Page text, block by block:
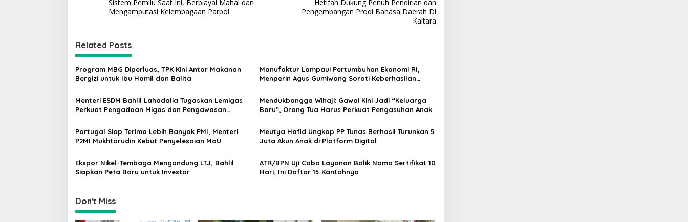
o
t
n
a
v
i
g
t
o
Sistem Pemilu Saat Ini, Berbiayai Mahal dan
Mengamputasi Kelembagaan Parpol
Hetifah Dukung Penuh Pendirian dan
Pengembangan Prodi Bahasa Daerah Di
Kaltara
Related Posts
Program MBG Diperluas, TPK Kini Antar Makanan
Bergizi untuk Ibu Hamil dan Balita
Manufaktur Lampaui Pertumbuhan Ekonomi RI,
Menperin Agus Gumiwang Soroti Keberhasilan
Menteri ESDM Bahlil Lahadalia Tugaskan Lemigas
Perkuat Pengadaan Migas dan Pengawasan
Mendukbangga Wihaji: Gawai Kini Jadi “Keluarga
Baru”, Orang Tua Harus Perkuat Pengasuhan Anak
Portugal Siap Terima Lebih Banyak PMI, Menteri
P2MI Mukhtarudin Kebut Penyelesaian MoU
Meutya Hafid Ungkap PP Tunas Berhasil Turunkan 5
Juta Akun Anak di Platform Digital
Ekspor Nikel-Tembaga Mengandung LTJ, Bahlil
Siapkan Peta Baru untuk Investor
ATR/BPN Uji Coba Layanan Balik Nama Sertifikat 10
Hari, Ini Daftar 15 Kantahnya
Don't Miss